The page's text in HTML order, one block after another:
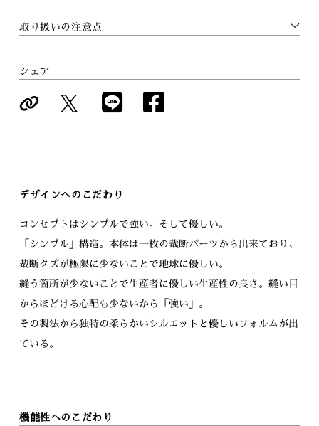
取り扱いの注意点
シェア
デザインへのこだわり
コンセプトはシンプルで強い。そして優しい。
「シンプル」構造。本体は一枚の裁断パーツから出来ており、
裁断クズが極限に少ないことで地球に優しい。
縫う箇所が少ないことで生産者に優しい生産性の良さ。縫い目
からほどける心配も少ないから「強い」。
その製法から独特の柔らかいシルエットと優しいフォルムが出
ている。
機能性へのこだわり